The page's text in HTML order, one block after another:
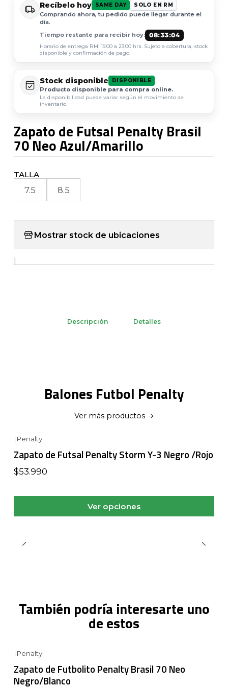
Recíbelo hoy SAME DAY SOLO EN RM
Comprando ahora, tu pedido puede llegar durante el
día.
Tiempo restante para recibir hoy: 08:33:03
Horario de entrega RM: 19:00 a 23:00 hrs. Sujeto a cobertura, stock
disponible y confirmación de pago.
Stock disponible DISPONIBLE
Producto disponible para compra online.
La disponibilidad puede variar según el movimiento de
inventario.
Zapato de Futsal Penalty Brasil
70 Neo Azul/Amarillo
TALLA
7.5 8.5
Mostrar stock de ubicaciones
|
Descripción Detalles
Balones Futbol Penalty
Ver más productos
| Penalty
Zapato de Futsal Penalty Storm Y-3 Negro /Rojo
$53.990
Ver opciones
También podría interesarte uno
de estos
| Penalty
Zapato de Futbolito Penalty Brasil 70 Neo
Negro/Blanco